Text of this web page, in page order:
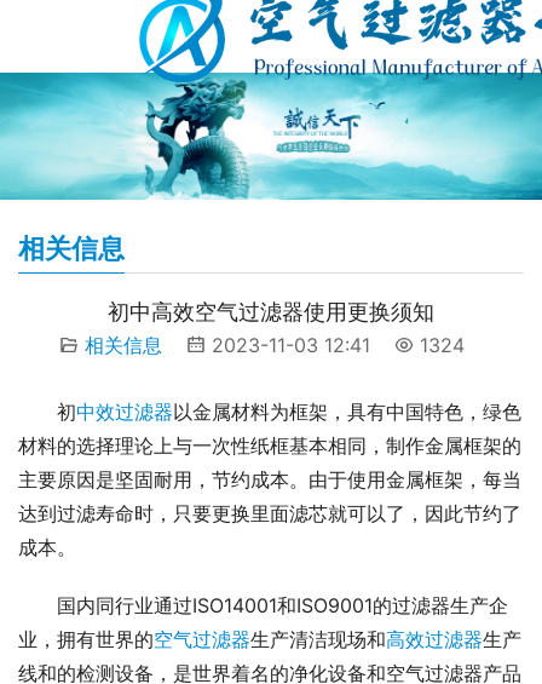
相关信息
初中高效空气过滤器使用更换须知
相关信息 2023-11-03 12:41 1324
初中效过滤器以金属材料为框架，具有中国特色，绿色
材料的选择理论上与一次性纸框基本相同，制作金属框架的
主要原因是坚固耐用，节约成本。由于使用金属框架，每当
达到过滤寿命时，只要更换里面滤芯就可以了，因此节约了
成本。
国内同行业通过ISO14001和ISO9001的过滤器生产企
业，拥有世界的空气过滤器生产清洁现场和高效过滤器生产
线和的检测设备，是世界着名的净化设备和空气过滤器产品